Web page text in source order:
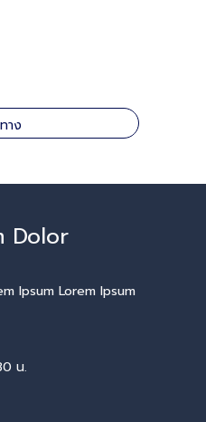
าง
Dolor
Ipsum Lorem Ipsum
น.